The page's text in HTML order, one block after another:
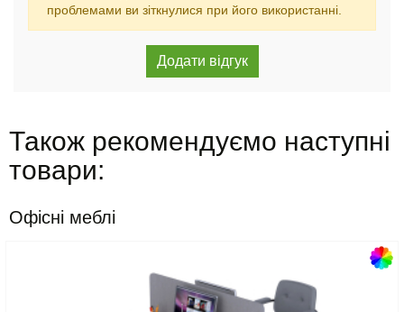
проблемами ви зіткнулися при його використанні.
Також рекомендуємо наступні
товари:
Офісні меблі